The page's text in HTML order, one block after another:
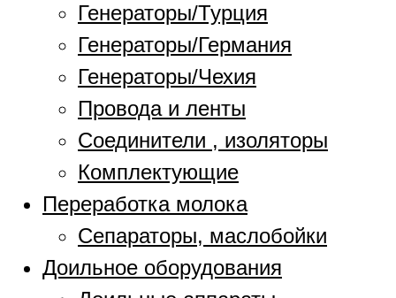
Генераторы/Турция
Генераторы/Германия
Генераторы/Чехия
Провода и ленты
Соединители , изоляторы
Комплектующие
Переработка молока
Сепараторы, маслобойки
Доильное оборудования